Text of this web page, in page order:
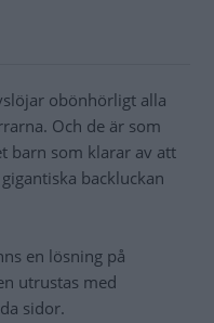
obönhörligt alla
Och de är som
barn som klarar av att
backluckan
en lösning på
utrustas med
sidor.